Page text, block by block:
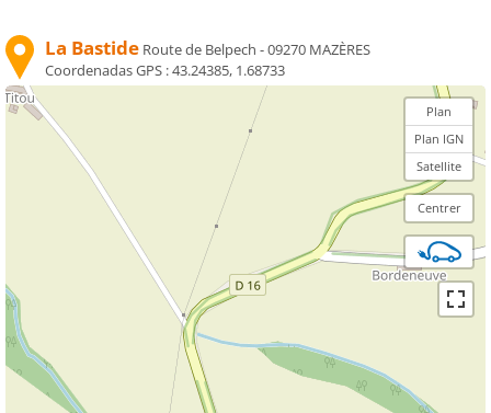
La Bastide Route de Belpech - 09270 MAZÈRES
Coordenadas GPS :43.24385, 1.68733
Plan
Plan IGN
Satellite
Centrer